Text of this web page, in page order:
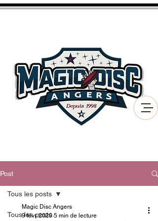
Post
Tous les posts
Tous les posts
Magic Disc Angers
9 févr. 2020 5 min de lecture